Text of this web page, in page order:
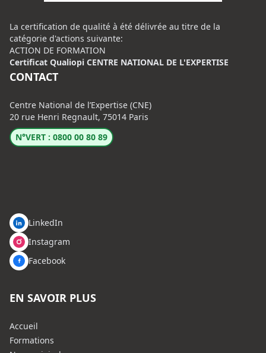
La certification de qualité à été délivrée au titre de la
catégorie d'actions suivante:
ACTION DE FORMATION
Certificat Qualiopi CENTRE NATIONAL DE L'EXPERTISE
CONTACT
Centre National de l’Expertise (CNE)
20 rue Henri Regnault, 75014 Paris
N°VERT : 0800 00 80 89
LinkedIn
Instagram
Facebook
EN SAVOIR PLUS
Accueil
Formations